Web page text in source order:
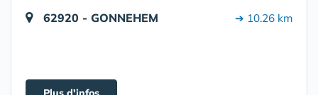
62920 - GONNEHEM ➔ 10.26 km